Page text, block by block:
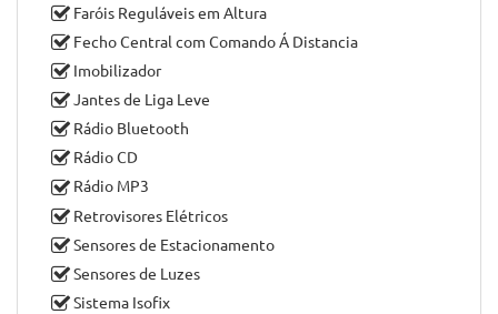
Faróis Reguláveis em Altura
Fecho Central com Comando Á Distancia
Imobilizador
Jantes de Liga Leve
Rádio Bluetooth
Rádio CD
Rádio MP3
Retrovisores Elétricos
Sensores de Estacionamento
Sensores de Luzes
Sistema Isofix